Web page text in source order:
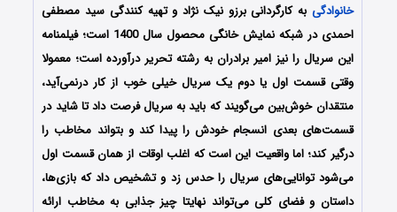
خانوادگی به کارگردانی برزو نیک نژاد و تهیه کنندگی سید مصطفی
احمدی در شبکه نمایش خانگی محصول سال 1400 است؛ فیلمنامه
این سریال را نیزامیر برادران به رشته تحریر درآورده‌ است؛ معمولا
وقتی قسمت اول یا دوم یک سریال خیلی خوب از کار درنمی‌آید،
منتقدان خوش‌بین می‌گویند که باید به سریال فرصت داد تا شاید در
قسمت‌های بعدی انسجام خودش را پیدا کند و بتواند مخاطب را
درگیر کند؛ اما واقعیت این است که اغلب اوقات از همان قسمت اول
می‌شود توانایی‌های سریال را حدس زد و تشخیص داد که بازی‌ها،
داستان و فضای کلی می‌تواند نهایتا چیز جذابی به مخاطب ارائه